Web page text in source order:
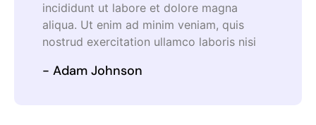
incididunt ut labore et dolore magna
aliqua. Ut enim ad minim veniam, quis
nostrud exercitation ullamco laboris nisi
- Adam Johnson